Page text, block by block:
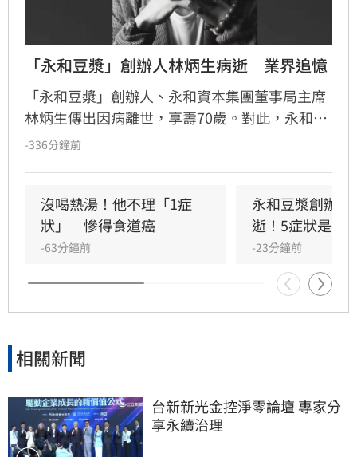
「永和豆漿」創辦人林炳生病逝　業界追憶
「永和豆漿」創辦人、永和資本集團董事局主席
林炳生傳出因病離世，享壽70歲。對此，永和資
本集團今（8）日發布訃告證實，林炳生昨（7）
-336分鐘前
沒喝熱湯！他不理「1症
狀」　慘得食道癌
-63分鐘前
永和豆漿創辦
逝！5症狀是警
-23分鐘前
相關新聞
台新新光金控淨零論壇 專家分
享永續治理